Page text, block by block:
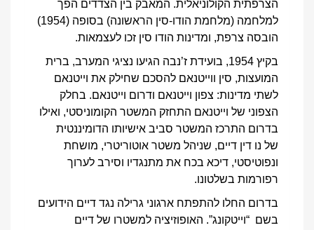
הצרפתית הקולוניאלית. המאבק בין הצדדים הפך
למלחמה (מלחמת הודו-סין הראשונה) בסופה (1954)
הובסה צרפת, ומדינות הודו סין זכו לעצמאות.
בקיץ 1954, בועידת ז’נבה הגיעו נציגי המערב, ברית
המועצות, סין ווייטנאם להסכם שחילק את וייטנאם
לשתי מדינות: צפון וייטנאם ודרום וייטנאם. בחלק
הצפוני של וייטנאם התחזק המשטר הקומוניסטי, ואילו
בדרום התרכז המשטר סביב אישיותו הדומיננטית
של נו דין דיים, שניהל משטר אוטוריטרי, מושחת
ונפוטיסטי, דיכא בכח את מתנגדיו וסירב לערוך
רפורמות בשלטונו.
בדרום החלו להתפתח ארגוני גרילה נגד דיים הידועים
בשם “וייטקונג”. האופוזיציה למשטרו של דיים